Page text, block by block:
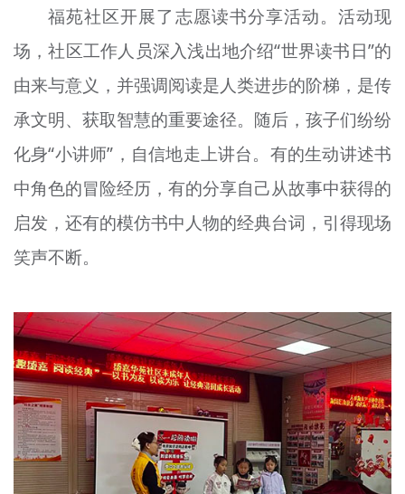
福苑社区开展了志愿读书分享活动。活动现
场，社区工作人员深入浅出地介绍“世界读书日”的
由来与意义，并强调阅读是人类进步的阶梯，是传
承文明、获取智慧的重要途径。随后，孩子们纷纷
化身“小讲师”，自信地走上讲台。有的生动讲述书
中角色的冒险经历，有的分享自己从故事中获得的
启发，还有的模仿书中人物的经典台词，引得现场
笑声不断。